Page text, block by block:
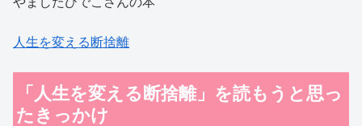
人生を変える断捨離
「人生を変える断捨離」を読もうと思っ
たきっかけ